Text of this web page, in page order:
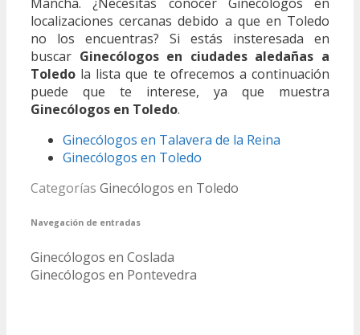
localizaciones cercanas debido a que en Toledo
no los encuentras? Si estás insteresada en
buscar Ginecólogos en ciudades aledañas a
Toledo la lista que te ofrecemos a continuación
puede que te interese, ya que muestra
Ginecólogos en Toledo.
Ginecólogos en Talavera de la Reina
Ginecólogos en Toledo
Categorías Ginecólogos en Toledo
Navegación de entradas
Ginecólogos en Coslada
Ginecólogos en Pontevedra